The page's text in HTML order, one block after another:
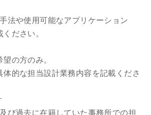
法や使用可能なアプリケーション
ださい。
の方のみ。
的な担当設計業務内容を記載くださ
び過去に在籍していた事務所での担